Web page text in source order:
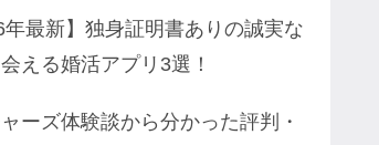
年最新】独身証明書ありの誠実な
える婚活アプリ3選！
ーズ体験談から分かった評判・